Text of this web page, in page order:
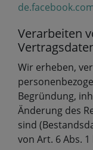
Verarbeiten
Wir erheben,
Begründung,
Änderung des
sind
von Art. 6 Abs.